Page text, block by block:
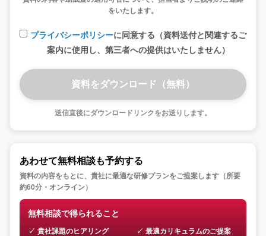
をいたします。
プライバシーポリシーに同意する（資料送付と関連するご
案内に使用し、第三者への提供はいたしません）
送信直後にダウンロードリンクをお送りします。
あわせて無料相談も予約する
資料の内容をもとに、貴社に最適な研修プランをご提案します（所要
約60分・オンライン）
無料相談で得られること
貴社課題のヒアリング
最適カリキュラムのご提案